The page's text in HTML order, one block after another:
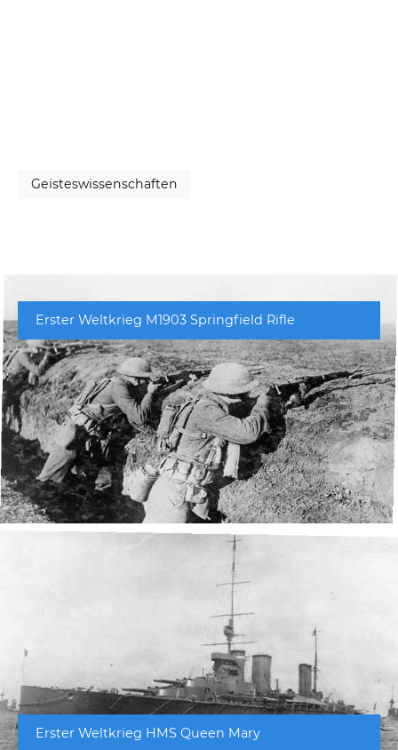
Geisteswissenschaften
Erster Weltkrieg M1903 Springfield Rifle
Erster Weltkrieg HMS Queen Mary